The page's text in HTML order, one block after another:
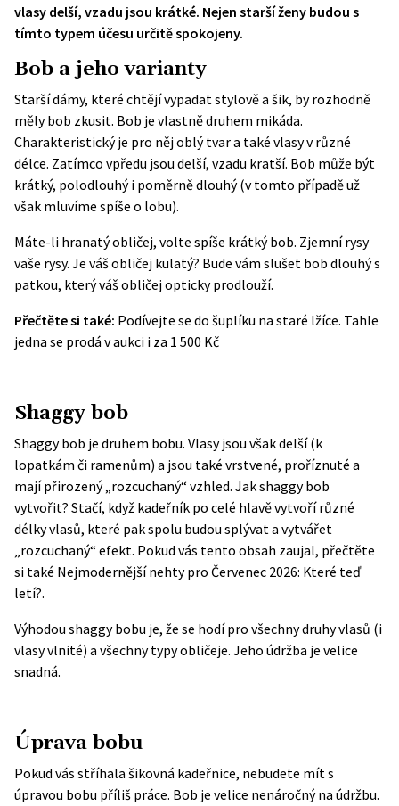
vlasy delší, vzadu jsou krátké. Nejen starší ženy budou s
tímto typem účesu určitě spokojeny.
Bob a jeho varianty
Starší dámy, které chtějí vypadat stylově a šik, by rozhodně
měly bob zkusit. Bob je vlastně druhem mikáda.
Charakteristický je pro něj oblý tvar a také vlasy v různé
délce. Zatímco vpředu jsou delší, vzadu kratší. Bob může být
krátký, polodlouhý i poměrně dlouhý (v tomto případě už
však mluvíme spíše o lobu).
Máte-li hranatý obličej, volte spíše krátký bob. Zjemní rysy
vaše rysy. Je váš obličej kulatý? Bude vám slušet bob dlouhý s
patkou, který váš obličej opticky prodlouží.
Přečtěte si také: Podívejte se do šuplíku na staré lžíce. Tahle
jedna se prodá v aukci i za 1 500 Kč
Shaggy bob
Shaggy bob je druhem bobu. Vlasy jsou však delší (k
lopatkám či ramenům) a jsou také vrstvené, proříznuté a
mají přirozený „rozcuchaný“ vzhled. Jak shaggy bob
vytvořit? Stačí, když kadeřník po celé hlavě vytvoří různé
délky vlasů, které pak spolu budou splývat a vytvářet
„rozcuchaný“ efekt. Pokud vás tento obsah zaujal, přečtěte
si také Nejmodernější nehty pro Červenec 2026: Které teď
letí?.
Výhodou shaggy bobu je, že se hodí pro všechny druhy vlasů (i
vlasy vlnité) a všechny typy obličeje. Jeho údržba je velice
snadná.
Úprava bobu
Pokud vás stříhala šikovná kadeřnice, nebudete mít s
úpravou bobu příliš práce. Bob je velice nenáročný na údržbu.